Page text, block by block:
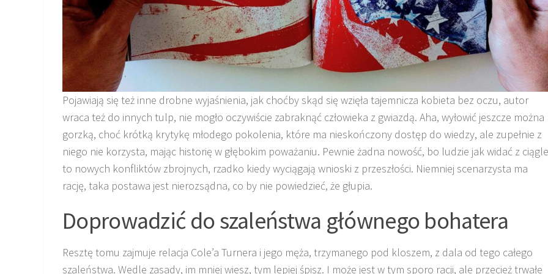
Pojawiają się też inne drobne wyjaśnienia, jak choćby skąd się wzięła tajemnicza kobieta bez oczu, autor
wraca też do innych tulp, nie mogło oczywiście zabraknąć człowieka z gwiazdą. Aha, wyłowić jeszcze można
gorzką, choć krótką krytykę młodego pokolenia, które ma nieskończony dostęp do wiedzy, ale zupełnie z
niego nie korzysta, mając historię w głębokim poważaniu. Pewnie żadna nowość, bo ludzie jak widać z ciągle
to nowych konfliktów zbrojnych, rzadko kiedy wyciągają wnioski z przeszłości. Niemniej scenarzysta ma
rację, taka postawa jest nierozsądna, co by nie powiedzieć, że głupia.
Doprowadzić do szaleństwa głównego bohatera
Resztę tomu zajmuje relacja Cole’a Turnera i jego męża, trzymanego pod kloszem, z dala od tego całego
szaleństwa. Wedle zasady, im mniej wiesz, tym lepiej śpisz. I może jest w tym sporo racji, ale przecież trwałe